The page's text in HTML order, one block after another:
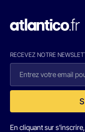
RECEVEZ NOTRE
En cliquant sur